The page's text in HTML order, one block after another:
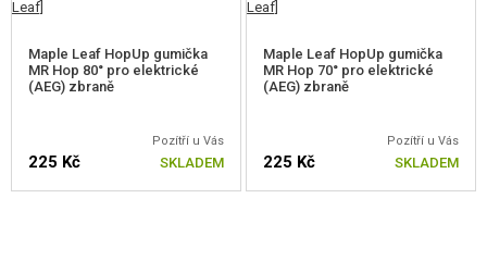
Maple Leaf HopUp gumička
MR Hop 80° pro elektrické
(AEG) zbraně
Pozítří u Vás
225 Kč SKLADEM
Maple Leaf HopUp gumička
MR Hop 70° pro elektrické
(AEG) zbraně
Pozítří u Vás
225 Kč SKLADEM